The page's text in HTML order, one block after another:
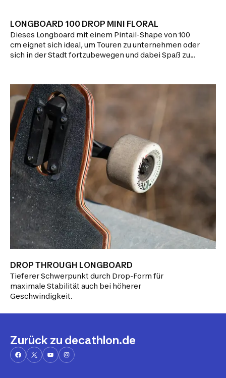
LONGBOARD 100 DROP MINI FLORAL
Dieses Longboard mit einem Pintail-Shape von 100
cm eignet sich ideal, um Touren zu unternehmen oder
sich in der Stadt fortzubewegen und dabei Spaß zu
DROP THROUGH LONGBOARD
Tieferer Schwerpunkt durch Drop-Form für
maximale Stabilität auch bei höherer
Geschwindigkeit.
Zurück zu decathlon.de